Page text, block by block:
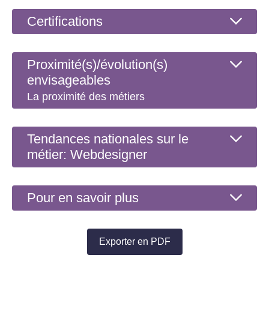
Certifications
Proximité(s)/évolution(s)
envisageables
La proximité des métiers
Tendances nationales sur le
métier: Webdesigner
Pour en savoir plus
Exporter en PDF